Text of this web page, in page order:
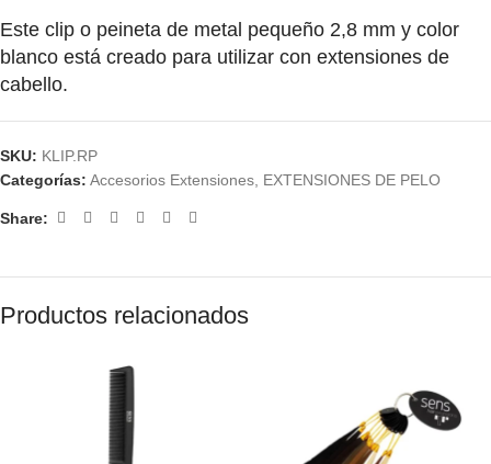
Este clip o peineta de metal pequeño 2,8 mm y color
blanco está creado para utilizar con extensiones de
cabello.
SKU: KLIP.RP
Categorías: Accesorios Extensiones EXTENSIONES DE PELO
Share:
Productos relacionados